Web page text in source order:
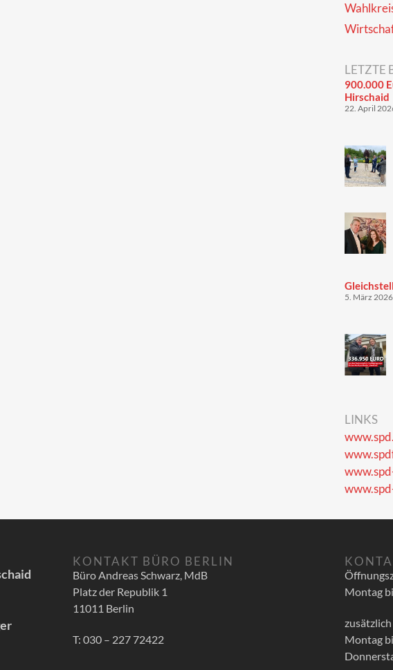
LETZTE
900.000
Hirschaid
22. April
5. März 2026
LINKS
KONTAKT BÜRO BERLIN
Büro Andreas Schwarz, MdB
Platz der Republik 1
11011 Berlin
T: 030 – 227 72422
Montag
zusätzlich
Montag